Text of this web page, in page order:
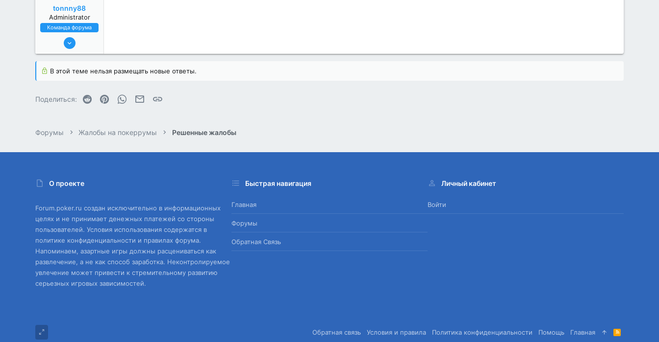
tonnny88
Administrator
Команда форума
19 Июл 2022
В этой теме нельзя размещать новые ответы.
Поделиться: Reddit PinterestWhatsAppЭлектронная почта
Форумы Жалобы на покеррумы Решенные жалобы
О проекте
Forum.poker.ru создан исключительно в информационных
целях и не принимает денежных платежей со стороны
пользователей. Условия использования содержатся в
политике конфиденциальности и правилах форума.
Напоминаем, азартные игры должны расцениваться как
развлечение, а не как способ заработка. Неконтролируемое
увлечение может привести к стремительному развитию
серьезных игровых зависимостей.
Быстрая навигация
Главная
Форумы
Обратная Связь
Личный кабинет
Войти
Обратная связь Условия и правила Политика конфиденциальности Помощь Главная
R
S